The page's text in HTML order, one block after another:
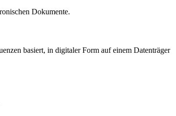
Dokumente.
basiert, in digitaler Form auf einem Datenträger